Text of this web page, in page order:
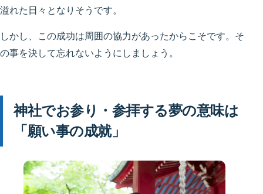
溢れた日々となりそうです。
しかし、この成功は周囲の協力があったからこそです。そ
の事を決して忘れないようにしましょう。
神社でお参り・参拝する夢の意味は
「願い事の成就」